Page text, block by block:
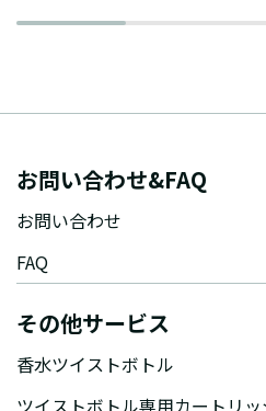
お問い合わせ&FAQ
お問い合わせ
FAQ
その他サービス
香水ツイストボトル
ツイストボトル専用カートリッ